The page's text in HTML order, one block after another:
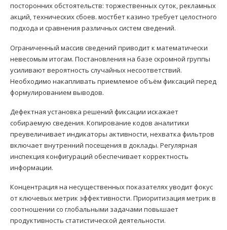
посторонних обстоятельств: торжественных суток, рекламных
акций, технических сбоев. мостбет казино требует целостного
подхода и сравнения различных систем сведений.
Ограниченный массив сведений приводит к математически
невесомым итогам. Постановления на базе скромной группы
усиливают вероятность случайных несоответствий.
Необходимо накапливать приемлемое объём фиксаций перед
формулированием выводов.
Дефектная установка решений фиксации искажает
собираемую сведения. Копирование кодов аналитики
преувеличивает индикаторы активности, нехватка фильтров
включает внутренний посещения в доклады. Регулярная
инспекция конфигураций обеспечивает корректность
информации.
Концентрация на несущественных показателях уводит фокус
от ключевых метрик эффективности. Приоритизация метрик в
соотношении со глобальными задачами повышает
продуктивность статистической деятельности.